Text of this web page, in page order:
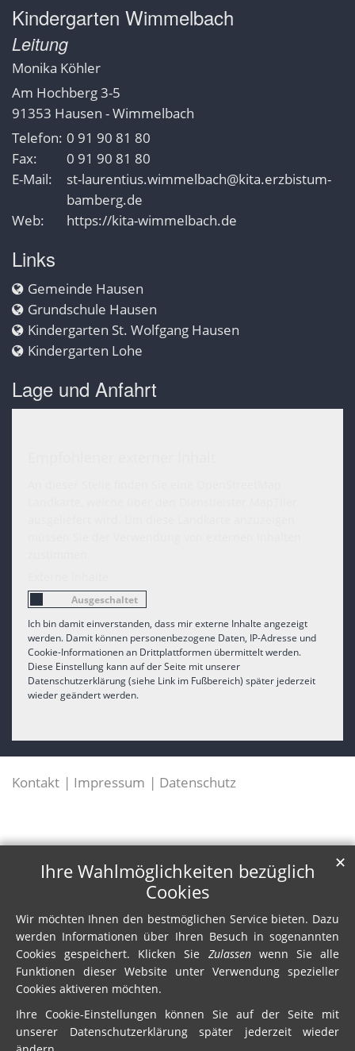
Kindergarten Wimmelbach
Leitung
Monika Köhler
Am Hochberg 3-5
91353 Hausen - Wimmelbach
Telefon: 0 91 90 81 80
Fax:
0 91 90 81 80
E-Mail:
st-laurentius.wimmelbach@kita.erzbistum-
bamberg.de
Web:
https://kita-wimmelbach.de
Links
Gemeinde Hausen
Grundschule Hausen
Kindergarten St. Wolfgang Hausen
Kindergarten Lohe
Lage und Anfahrt
Ich bin damit einverstanden, dass mir externe Inhalte angezeigt
werden. Damit können personenbezogene Daten, IP-Adresse und
Cookie-Informationen an Drittplattformen übermittelt werden.
Diese Einstellung kann auf der Seite mit unserer
Datenschutzerklärung (siehe Link im Fußbereich) später jederzeit
wieder geändert werden.
Kontakt Impressum Datenschutz
Ihre Wahlmöglichkeiten bezüglich
Cookies
Wir möchten Ihnen den bestmöglichen Service bieten. Dazu
werden Informationen über Ihren Besuch in sogenannten
Cookies gespeichert. Klicken Sie Zulassenwenn Sie alle
Funktionen dieser Website unter Verwendung spezieller
Cookies aktiveren möchten.
Ihre Cookie-Einstellungen können Sie auf der Seite mit
unserer Datenschutzerklärung später jederzeit wieder
✕